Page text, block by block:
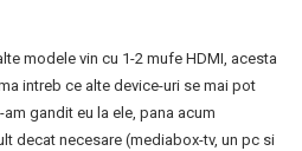
modele vin cu 1-2 mufe HDMI, acesta
intreb ce alte device-uri se mai pot
gandit eu la ele, pana acum
decat necesare (mediabox-tv, un pc si